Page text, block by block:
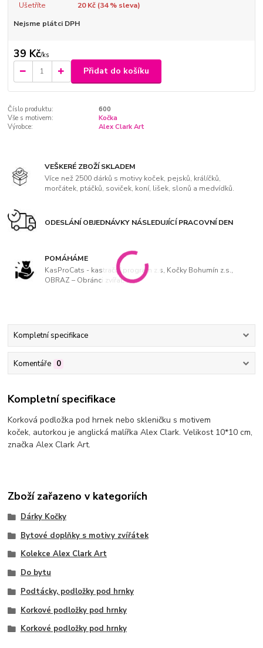
Ušetříte 20 Kč (34% sleva)
Nejsme plátci DPH
39 Kč/ks
Přidat do košíku
Číslo produktu:
600
Vše s motivem:
Kočka
Výrobce:
Alex Clark Art
VEŠKERÉ ZBOŽÍ SKLADEM
Více než 2500 dárků s motivy koček, pejsků, králíčků,
morčátek, ptáčků, soviček, koní, lišek, slonů a medvídků.
ODESLÁNÍ OBJEDNÁVKY NÁSLEDUJÍCÍ PRACOVNÍ DEN
POMÁHÁME
KasProCats - kastrační program z.s, Kočky Bohumín z.s.,
OBRAZ – Obránci zvířat, z. s
Kompletní specifikace
Komentáře 0
Kompletní specifikace
Korková podložka pod hrnek nebo skleničku s motivem
koček, autorkou je anglická malířka Alex Clark. Velikost 10*10 cm,
značka Alex Clark Art.
Zboží zařazeno v kategoriích
Dárky Kočky
Bytové doplňky s motivy zvířátek
Kolekce Alex Clark Art
Do bytu
Podtácky, podložky pod hrnky
Korkové podložky pod hrnky
Korkové podložky pod hrnky